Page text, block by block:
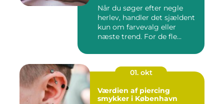
Når du søger efter negle
herlev, handler det sjældent
kun om farvevalg eller
næste trend. For de fle...
01. okt
Værdien af piercing
smykker i København